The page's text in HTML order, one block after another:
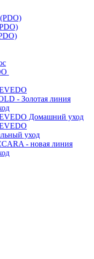
- Золотая линия
Домашний уход
уход
- новая линия